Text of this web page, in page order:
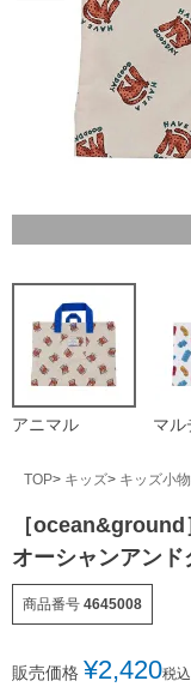
アニマル マル
TOP キッズ キッズ小物
［
オーシャンアンド
商品番号 4645008
販売価格 ¥2,420税込